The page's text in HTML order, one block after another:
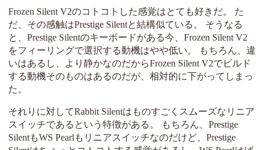
Frozen Silent V2のコトコトした感覚はとても好きだ。 た
だ、その感触はPrestige Silentと結構似ている。 そうなる
と、Prestige Silentのキーボードがある今、Frozen Silent V2
をフィーリングで選択する動機はやや低い。 もちろん、違
いはあるし、より静かなのだからFrozen Silent V2でビルド
する動機そのものはあるのだが、相対的に下がってしまっ
た。
それりに対してRabbit Silentはものすごくスムーズなリニア
スイッチであるという特徴がある。 もちろん、Prestige
SilentもWS Pearlもリニアスイッチなのだけど、Prestige